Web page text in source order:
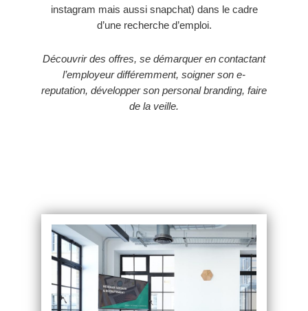
instagram mais aussi snapchat) dans le cadre
d’une recherche d’emploi.
Découvrir des offres, se démarquer en contactant
l’employeur différemment, soigner son e-
reputation, développer son personal branding, faire
de la veille.